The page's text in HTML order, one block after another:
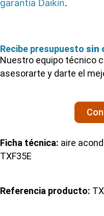
garantía Daikin.
Recibe presupuesto sin
Nuestro equipo técnico
asesorarte y darte el
Ficha técnica: aire
TXF35E
Referencia producto: